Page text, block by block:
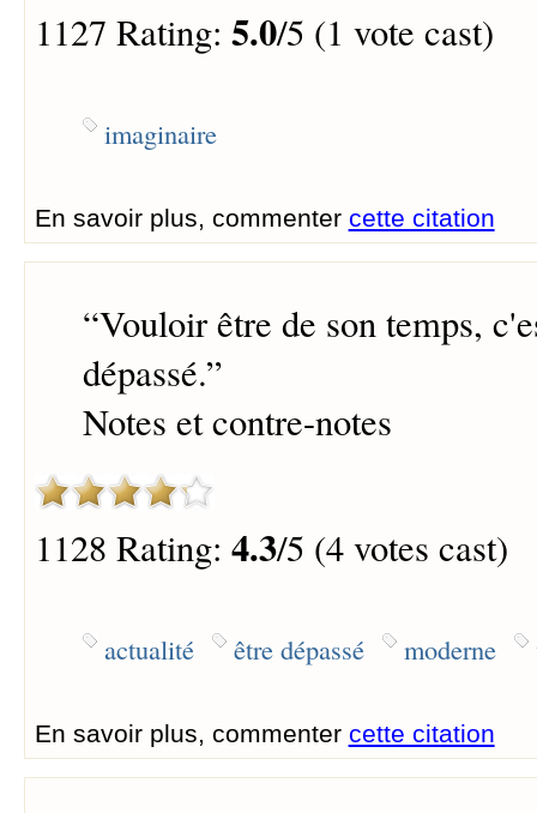
1127 Rating: 5.0/5 (1 vote cast)
imaginaire
En savoir plus, commenter cette citation
“Vouloir être de son temps,
dépassé.”
Notes et contre-notes
1128 Rating: 4.3/5 (4 votes cast)
actualité être dépassé moderne
En savoir plus, commenter cette citation